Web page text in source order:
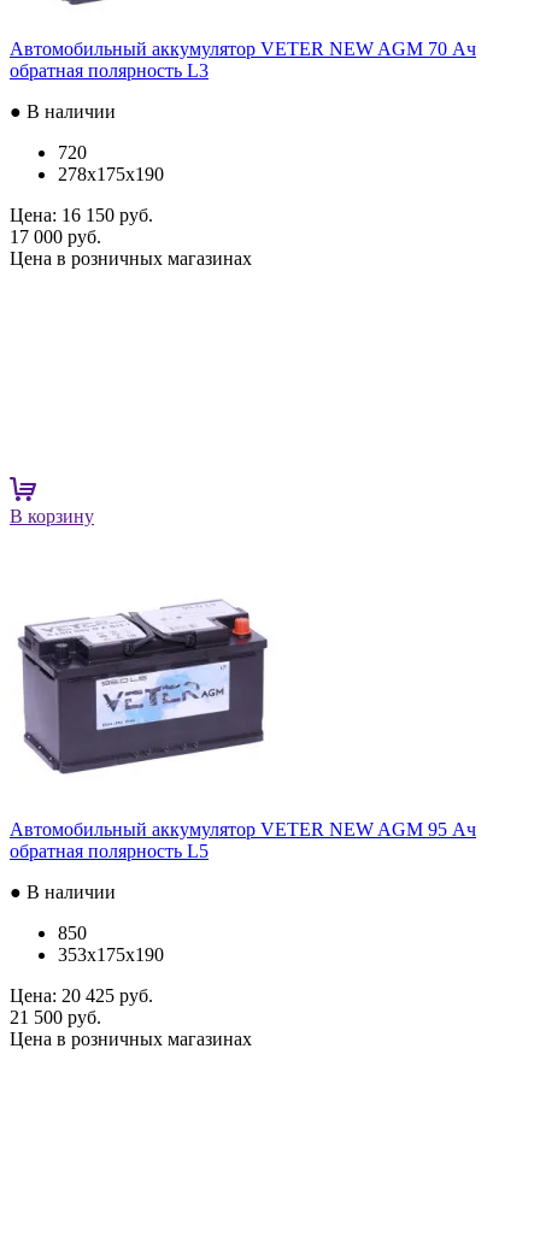
Автомобильный аккумулятор VETER NEW AGM 70 Ач
обратная полярность L3
● В наличии
720
278x175x190
Цена: 16 150 руб.
17 000 руб.
Цена в розничных магазинах
В корзину
Автомобильный аккумулятор VETER NEW AGM 95 Ач
обратная полярность L5
● В наличии
850
353x175x190
Цена: 20 425 руб.
21 500 руб.
Цена в розничных магазинах